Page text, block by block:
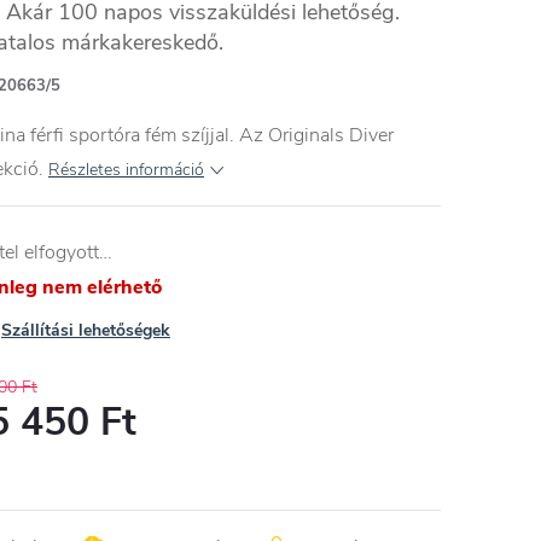
Akár 100 napos visszaküldési lehetőség.
márkakereskedő.
5
férfi sportóra fém szíjjal. Az Originals Diver
Részletes információ
elfogyott…
nem elérhető
Szállítási lehetőségek
Ft
450 Ft